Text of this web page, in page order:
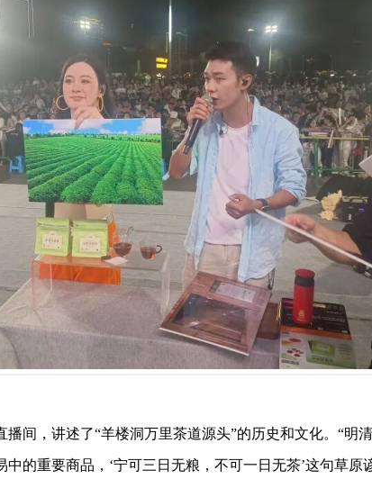
间，讲述了“羊楼洞万里茶道源头”的历史和文化。“明
的重要商品，‘宁可三日无粮，不可一日无茶’这句草